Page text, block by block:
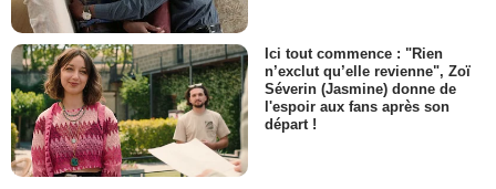
Ici tout commence : "Rien
n’exclut qu’elle revienne", Zoï
Séverin (Jasmine) donne de
l'espoir aux fans après son
départ !